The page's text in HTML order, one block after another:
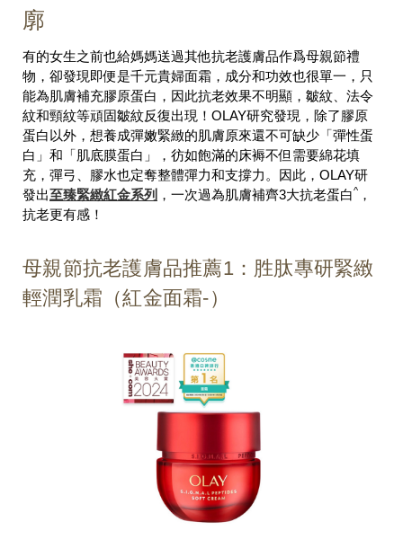
廓
有的女生之前也給媽媽送過其他抗老護膚品作爲母親節禮
物，卻發現即便是千元貴婦面霜，成分和功效也很單一，只
能為肌膚補充膠原蛋白，因此抗老效果不明顯，皺紋、法令
紋和頸紋等頑固皺紋反復出現！OLAY研究發現，除了膠原
蛋白以外，想養成彈嫩緊緻的肌膚原來還不可缺少「彈性蛋
白」和「肌底膜蛋白」，彷如飽滿的床褥不但需要綿花填
充，彈弓、膠水也定奪整體彈力和支撐力。因此，OLAY研
發出至臻緊緻紅金系列 ，一次過為肌膚補齊3大抗老蛋白^ ，
抗老更有感！
母親節抗老護膚品推薦1：胜肽專研緊緻
輕潤乳霜（紅金面霜-）